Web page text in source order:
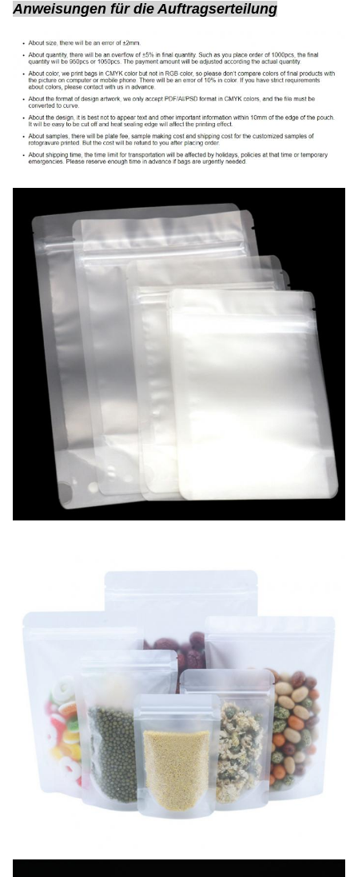
Anweisungen für die Auftragserteilung